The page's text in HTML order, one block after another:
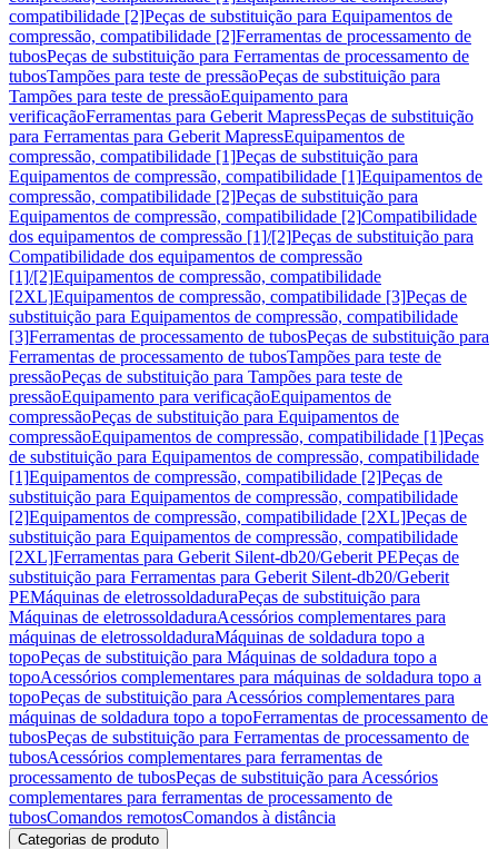
compatibilidade [2]Peças de substituição para Equipamentos de
compressão, compatibilidade [2]Ferramentas de processamento de
tubosPeças de substituição para Ferramentas de processamento de
tubosTampões para teste de pressãoPeças de substituição para
Tampões para teste de pressãoEquipamento para
verificaçãoFerramentas para Geberit MapressPeças de substituição
para Ferramentas para Geberit MapressEquipamentos de
compressão, compatibilidade [1]Peças de substituição para
Equipamentos de compressão, compatibilidade [1]Equipamentos de
compressão, compatibilidade [2]Peças de substituição para
Equipamentos de compressão, compatibilidade [2]Compatibilidade
dos equipamentos de compressão [1]/[2]Peças de substituição para
Compatibilidade dos equipamentos de compressão
[1]/[2]Equipamentos de compressão, compatibilidade
[2XL]Equipamentos de compressão, compatibilidade [3]Peças de
substituição para Equipamentos de compressão, compatibilidade
[3]Ferramentas de processamento de tubosPeças de substituição para
Ferramentas de processamento de tubosTampões para teste de
pressãoPeças de substituição para Tampões para teste de
pressãoEquipamento para verificaçãoEquipamentos de
compressãoPeças de substituição para Equipamentos de
compressãoEquipamentos de compressão, compatibilidade [1]Peças
de substituição para Equipamentos de compressão, compatibilidade
[1]Equipamentos de compressão, compatibilidade [2]Peças de
substituição para Equipamentos de compressão, compatibilidade
[2]Equipamentos de compressão, compatibilidade [2XL]Peças de
substituição para Equipamentos de compressão, compatibilidade
[2XL]Ferramentas para Geberit Silent-db20/Geberit PEPeças de
substituição para Ferramentas para Geberit Silent-db20/Geberit
PEMáquinas de eletrossoldaduraPeças de substituição para
Máquinas de eletrossoldaduraAcessórios complementares para
máquinas de eletrossoldaduraMáquinas de soldadura topo a
topoPeças de substituição para Máquinas de soldadura topo a
topoAcessórios complementares para máquinas de soldadura topo a
topoPeças de substituição para Acessórios complementares para
máquinas de soldadura topo a topoFerramentas de processamento de
tubosPeças de substituição para Ferramentas de processamento de
tubosAcessórios complementares para ferramentas de
processamento de tubosPeças de substituição para Acessórios
complementares para ferramentas de processamento de
tubosComandos remotosComandos à distância
Categorias de produto